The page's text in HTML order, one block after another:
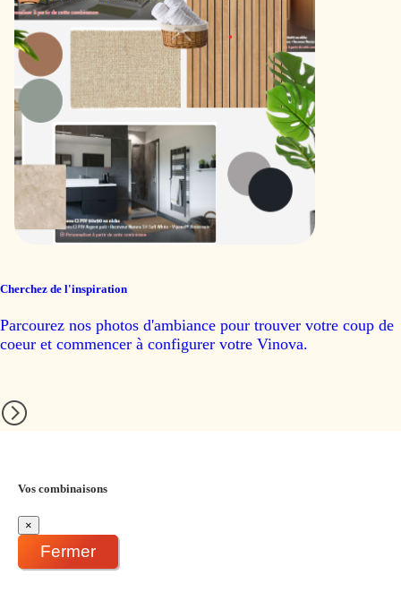
Cherchez de l'inspiration
Parcourez nos photos d'ambiance pour trouver votre coup de
coeur et commencer à configurer votre Vinova.
Vos combinaisons
×
Fermer